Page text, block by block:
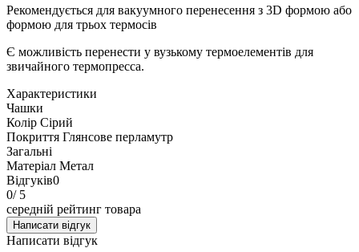
Рекомендується для вакуумного перенесення з 3D формою або
формою для трьох термосів
Є можливість перенести у вузькому термоелементів для
звичайного термопресса.
Характеристики
Чашки
Колір Сірий
Покриття Глянсове перламутр
Загальні
Матеріал Метал
Відгуків0
0/ 5
середній рейтинг товара
Написати відгук
Написати відгук